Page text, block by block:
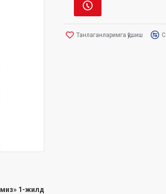
1-жилд
Танлаганларимга қўшиш